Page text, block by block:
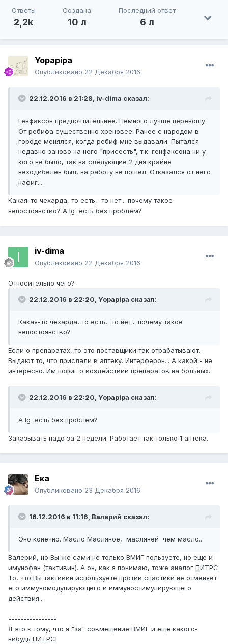
Ответы
2,2k
Создана
10 л
Последний ответ
6 л
Yopapipa
Опубликовано 22 Декабря 2016
22.12.2016 в 21:28, iv-dima сказал:
Генфаксон предпочтительнее. Немного лучше переношу.
От ребифа существенно хреновее. Ранее с народом в
городе менялся, когда ребиф мне выдавали. Пытался
недавно заново на него "присесть", т.к. генфаксона ни у
кого не было, так на следующие 2 дня крайне
неходибелен был, на работу не пошел. Отказался от него
нафиг...
Какая-то чехарда, то есть, то нет... почему такое
непостоянство? А Ig есть без проблем?
iv-dima
Опубликовано 22 Декабря 2016
Относительно чего?
22.12.2016 в 22:20, Yopapipa сказал:
Какая-то чехарда, то есть, то нет... почему такое
непостоянство?
Если о препаратах, то это поставщики так отрабатывают.
Выдают то, что прислали в аптеку. Интерферон... А какой - не
интересно. Им пофиг о воздействии препаратов на больных.
22.12.2016 в 22:20, Yopapipa сказал:
А Ig есть без проблем?
Заказывать надо за 2 недели. Работает так только 1 аптека.
Ека
Опубликовано 23 Декабря 2016
16.12.2016 в 11:16, Валерий сказал:
Оно конечно. Масло Масляное, масляней чем масло...
Валерий, но Вы же сами не только ВМИГ пользуете, но еще и
имунофан (тактивин). А он, как я понимаю, тоже аналог ПИТРС.
То, что Вы тактивин используете против спастики не отменяет
его иммуномодулирующего и иммуностимулирующего
действия...
----------------
Я это к тому, что я "за" совмещение ВМИГ и еще какого-
нибудь ПИТРС!